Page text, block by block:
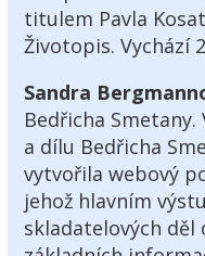
titulem Pavla
Životopis. Vychází
Sandra
Bedřicha
a dílu Bedřicha
vytvořila webový
jehož hlavním
skladatelových děl